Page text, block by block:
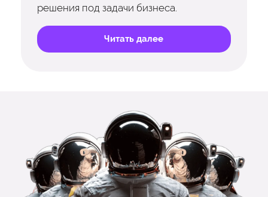
решения под задачи бизнеса.
Читать далее